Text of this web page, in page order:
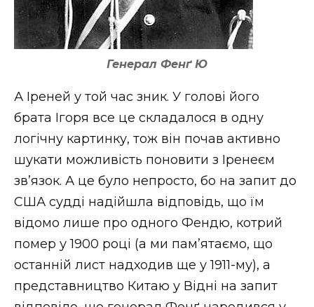
Генерал Фенґ Ю
А Іреней у той час зник. У голові його
брата Ігоря все це складалося в одну
логічну картинку, тож він почав активно
шукати можливість поновити з Іренеєм
зв’язок. А це було непросто, бо на запит до
США судді надійшла відповідь, що їм
відомо лише про одного Фендю, котрий
помер у 1900 році (а ми пам’ятаємо, що
останній лист надходив ще у 1911-му), а
представництво Китаю у Відні на запит